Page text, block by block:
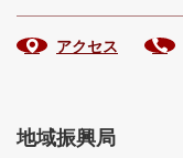
アクセス
地域振興局